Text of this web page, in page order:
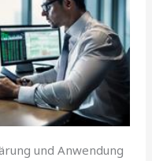
und Anwendung